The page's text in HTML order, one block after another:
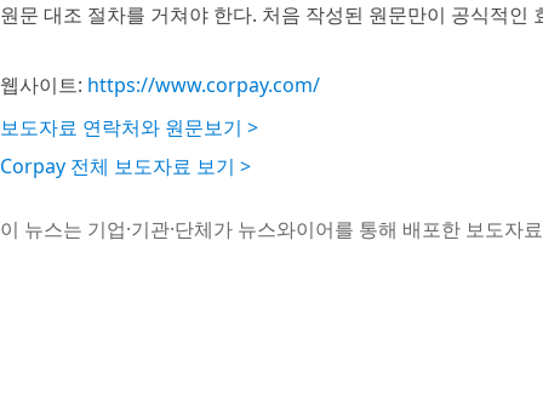
원문 대조 절차를 거쳐야 한다. 처음 작성된 원문만이 공식적
웹사이트: https://www.corpay.com/
보도자료 연락처와 원문보기 >
Corpay 전체 보도자료 보기 >
이 뉴스는 기업·기관·단체가 뉴스와이어를 통해 배포한 보도자